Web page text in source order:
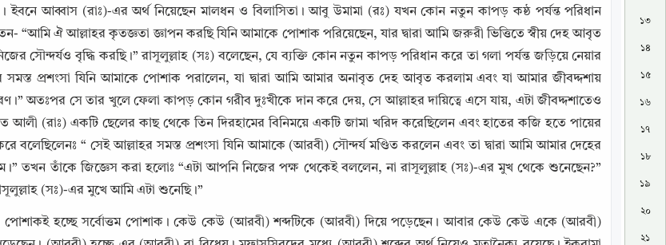
ইবনে আব্বাস (রাঃ)-এর অর্থ নিয়েছেন মালধন ও বিলাসিতা। আবু উমামা (রঃ) যখন কোন নতুন কাপড় কষ্ঠ পর্যন্ত পরিধান
“আমি ঐ আল্লাহর কৃতজ্ঞতা জ্ঞাপন করছি যিনি আমাকে পোশাক পরিয়েছেন, যার দ্বারা আমি জরুরী ভিত্তিতে স্বীয় দেহ আবৃত
সৌন্দর্যও বৃদ্ধি করছি।” রাসূলুল্লাহ (সঃ) বলেছেন, যে ব্যক্তি কোন নতুন কাপড় পরিধান করে তা গলা পর্যন্ত জড়িয়ে নেয়ার
প্রশংসা যিনি আমাকে পোশাক পরালেন, যা দ্বারা আমি আমার অনাবৃত দেহ আবৃত করলাম এবং যা আমার জীবদ্দশায়
অতঃপর সে তার খুলে ফেলা কাপড় কোন গরীব দুঃখীকে দান করে দেয়, সে আল্লাহর দায়িত্বে এসে যায়, এটা জীবদ্দশাতেও
(রাঃ) একটি ছেলের কাছ থেকে তিন দিরহামের বিনিময়ে একটি জামা খরিদ করেছিলেন এবং হাতের কজি হতে পায়ের
বলেছিলেনঃ “ সেই আল্লাহর সমস্ত প্রশংসা যিনি আমাকে (আরবী) সৌন্দর্য মণ্ডিত করলেন এবং তা দ্বারা আমি আমার দেহের
তখন তাঁকে জিজ্ঞেস করা হলোঃ “এটা আপনি নিজের পক্ষ থেকেই বললেন, না রাসূলুল্লাহ (সঃ)-এর মুখ থেকে শুনেছেন?”
(সঃ)-এর মুখে আমি এটা শুনেছি।”
পোশাকই হচ্ছে সর্বোত্তম পোশাক। কেউ কেউ (আরবী) শব্দটিকে (আরবী) দিয়ে পড়েছেন। আবার কেউ কেউ একে (আরবী)
১৩
১৪
১৫
১৬
১৭
১৮
১৯
২০
২১